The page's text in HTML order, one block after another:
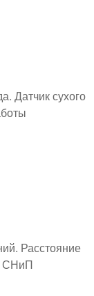
Датчик сухого
Расстояние
СНиП